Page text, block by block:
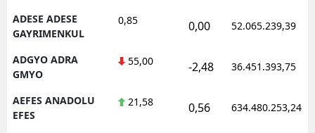
ADESE ADESE
GAYRIMENKUL
0,85 0,00 52.065.239,39
ADGYO ADRA
GMYO
55,00 -2,48 36.451.393,75
AEFES ANADOLU
EFES
21,58 0,56 634.480.253,24